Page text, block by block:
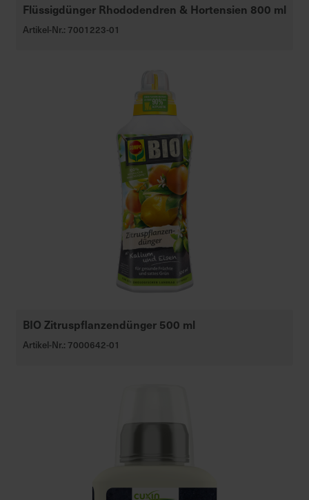
Flüssigdünger Rhododendren & Hortensien 800 ml
Artikel-Nr.: 7001223-01
BIO Zitruspflanzendünger 500 ml
Artikel-Nr.: 7000642-01